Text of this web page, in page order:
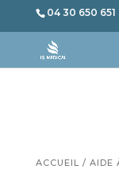
04 30 650 651
ACCUEIL / AIDE